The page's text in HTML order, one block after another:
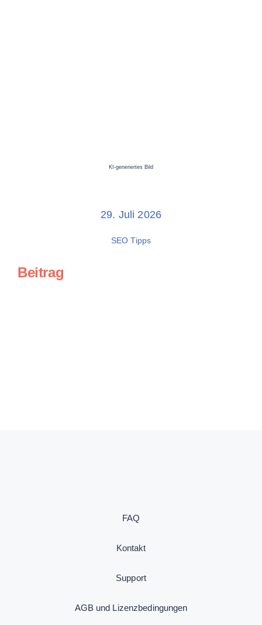
KI-generiertes Bild
29. Juli 2026
SEO Tipps
Beitrag
FAQ
Kontakt
Support
AGB und Lizenzbedingungen